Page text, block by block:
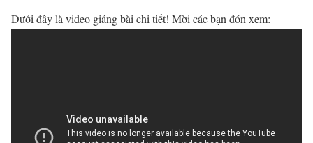
Dưới đây là video giảng bài chi tiết! Mời các bạn đón xem: